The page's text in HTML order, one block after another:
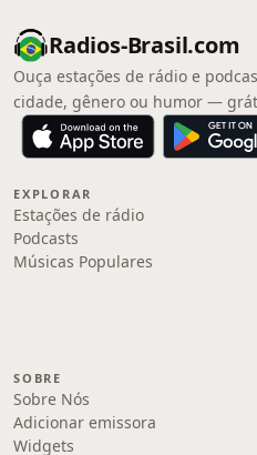
Radios-Brasil.com
Ouça estações de rádio e
cidade, gênero ou humor —
EXPLORAR
Estações de rádio
Podcasts
Músicas Populares
SOBRE
Sobre Nós
Adicionar emissora
Widgets